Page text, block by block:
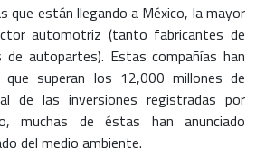
que están llegando a México, la mayor
automotriz (tanto fabricantes de
autopartes). Estas compañías han
que superan los 12,000 millones de
de las inversiones registradas por
muchas de éstas han anunciado
del medio ambiente.